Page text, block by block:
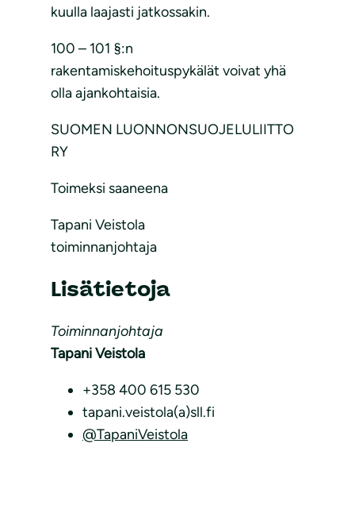
kuulla laajasti jatkossakin.
100 – 101 §:n
rakentamiskehoituspykälät voivat yhä
olla ajankohtaisia.
SUOMEN LUONNONSUOJELULIITTO
RY
Toimeksi saaneena
Tapani Veistola
toiminnanjohtaja
Lisätietoja
Toiminnanjohtaja
Tapani Veistola
+358 400 615 530
tapani.veistola(a)sll.fi
@TapaniVeistola